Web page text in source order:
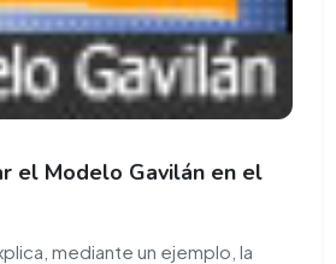
el Modelo Gavilán en el
mediante un ejemplo, la